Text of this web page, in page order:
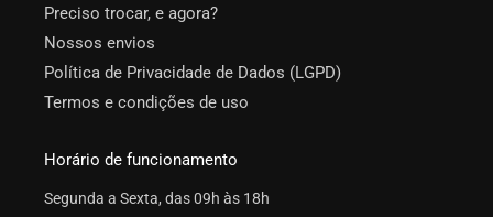
Preciso trocar, e agora?
Nossos envios
Política de Privacidade de Dados (LGPD)
Termos e condições de uso
Horário de funcionamento
Segunda a Sexta, das 09h às 18h